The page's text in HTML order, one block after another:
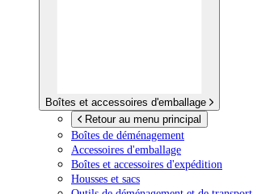
Boîtes et accessoires d'emballage
Retour au menu principal
Boîtes de déménagement
Accessoires d'emballage
Boîtes et accessoires d'expédition
Housses et sacs